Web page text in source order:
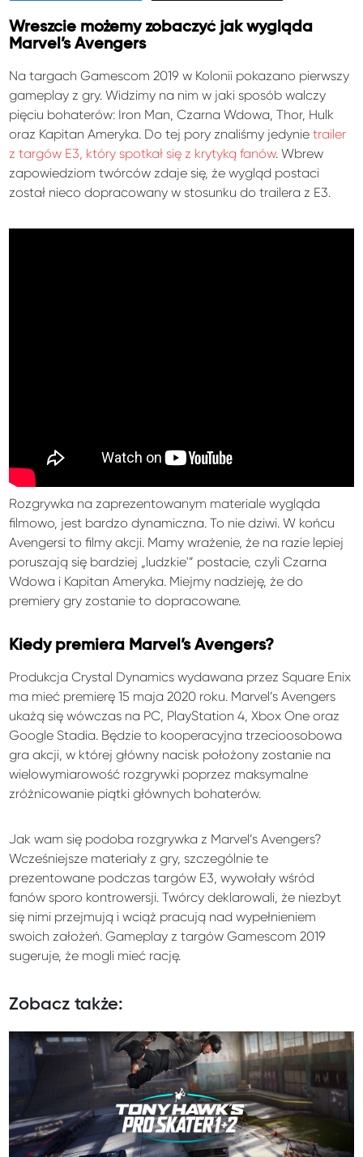
Wreszcie możemy zobaczyć jak wygląda
Marvel’s Avengers
Na targach Gamescom 2019 w Kolonii pokazano pierwszy
gameplay z gry. Widzimy na nim w jaki sposób walczy
pięciu bohaterów: Iron Man, Czarna Wdowa, Thor, Hulk
oraz Kapitan Ameryka. Do tej pory znaliśmy jedynietrailer
z targów E3, który spotkał się z krytyką fanów. Wbrew
zapowiedziom twórców zdaje się, że wygląd postaci
został nieco dopracowany w stosunku do trailera z E3.
Rozgrywka na zaprezentowanym materiale wygląda
filmowo, jest bardzo dynamiczna. To nie dziwi. W końcu
Avengersi to filmy akcji. Mamy wrażenie, że na razie lepiej
poruszają się bardziej „ludzkie'” postacie, czyli Czarna
Wdowa i Kapitan Ameryka. Miejmy nadzieję, że do
premiery gry zostanie to dopracowane.
Kiedy premiera Marvel’s Avengers?
Produkcja Crystal Dynamics wydawana przez Square Enix
ma mieć premierę 15 maja 2020 roku. Marvel’s Avengers
ukażą się wówczas na PC, PlayStation 4, Xbox One oraz
Google Stadia. Będzie to kooperacyjna trzecioosobowa
gra akcji, w której główny nacisk położony zostanie na
wielowymiarowość rozgrywki poprzez maksymalne
zróżnicowanie piątki głównych bohaterów.
Jak wam się podoba rozgrywka z Marvel’s Avengers?
Wcześniejsze materiały z gry, szczególnie te
prezentowane podczas targów E3, wywołały wśród
fanów sporo kontrowersji. Twórcy deklarowali, że niezbyt
się nimi przejmują i wciąż pracują nad wypełnieniem
swoich założeń. Gameplay z targów Gamescom 2019
sugeruje, że mogli mieć rację.
Zobacz także: